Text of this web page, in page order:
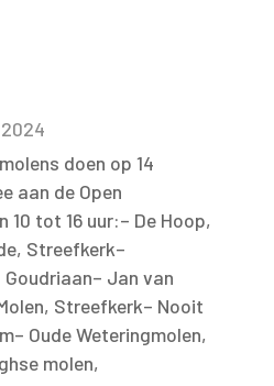
doen op 14
aan de Open
10 tot 16 uur:– De Hoop,
Streefkerk–
Jan van
Streefkerk– Nooit
Oude Weteringmolen,
molen,